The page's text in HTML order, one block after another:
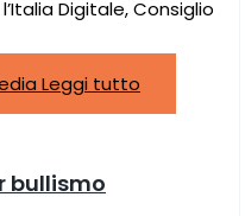
Digitale, Consiglio
Leggi tutto
bullismo